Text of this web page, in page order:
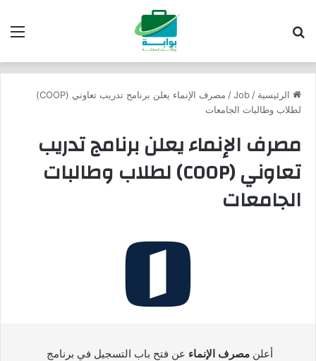
الرئيسية /
Job
/
مصرف الإنماء يعلن برنامج تدريب تعاوني (COOP)
لطلاب وطالبات الجامعات
مصرف الإنماء يعلن برنامج تدريب
تعاوني (COOP) لطلاب وطالبات
الجامعات
أعلن مصرف الإنماء عن فتح باب التسجيل في برنامج